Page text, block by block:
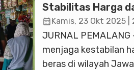
sebagai upaya
ekonomi dan
khususnya wilayah
penerbangan
Gubernur Jawa
Stabilitas Harga
Tradisional
Boyolali
calendar_monthKamis, 23 Okt 2025 |
JURNAL PEMALANG
menjaga kestabilan
beras di wilayah